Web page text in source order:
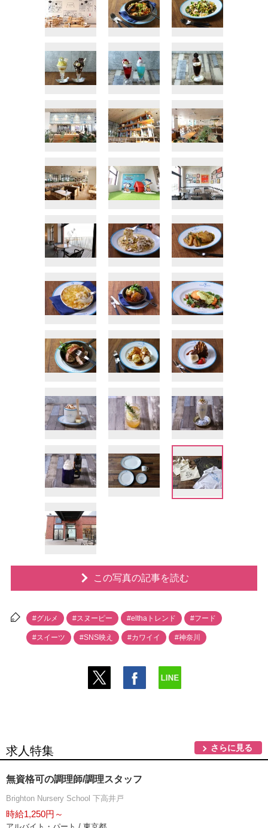
この写真の記事を読む
#グルメ #スヌーピー #elthaトレンド #フード
#スイーツ #SNS映え #カワイイ #神奈川
求人特集 さらに見る
無資格可の調理師/調理スタッフ
Brighton Nursery School 下高井戸
時給1,250円～